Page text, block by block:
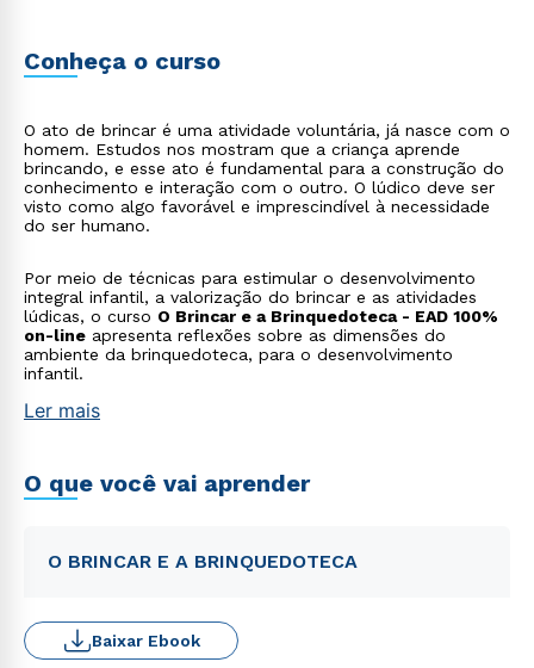
Conheça o curso
O ato de brincar é uma atividade voluntária, já nasce com o
homem. Estudos nos mostram que a criança aprende
brincando, e esse ato é fundamental para a construção do
conhecimento e interação com o outro. O lúdico deve ser
visto como algo favorável e imprescindível à necessidade
do ser humano.
Por meio de técnicas para estimular o desenvolvimento
integral infantil, a valorização do brincar e as atividades
lúdicas, o curso O Brincar e a Brinquedoteca - EAD 100%
on-line apresenta reflexões sobre as dimensões do
ambiente da brinquedoteca, para o desenvolvimento
infantil.
Ler mais
O que você vai aprender
O BRINCAR E A BRINQUEDOTECA
Baixar Ebook